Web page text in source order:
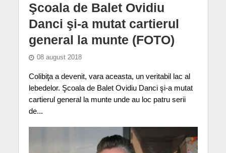
Şcoala de Balet Ovidiu
Danci şi-a mutat cartierul
general la munte (FOTO)
08 august 2018
Colibiţa a devenit, vara aceasta, un veritabil lac al
lebedelor. Şcoala de Balet Ovidiu Danci şi-a mutat
cartierul general la munte unde au loc patru serii
de...